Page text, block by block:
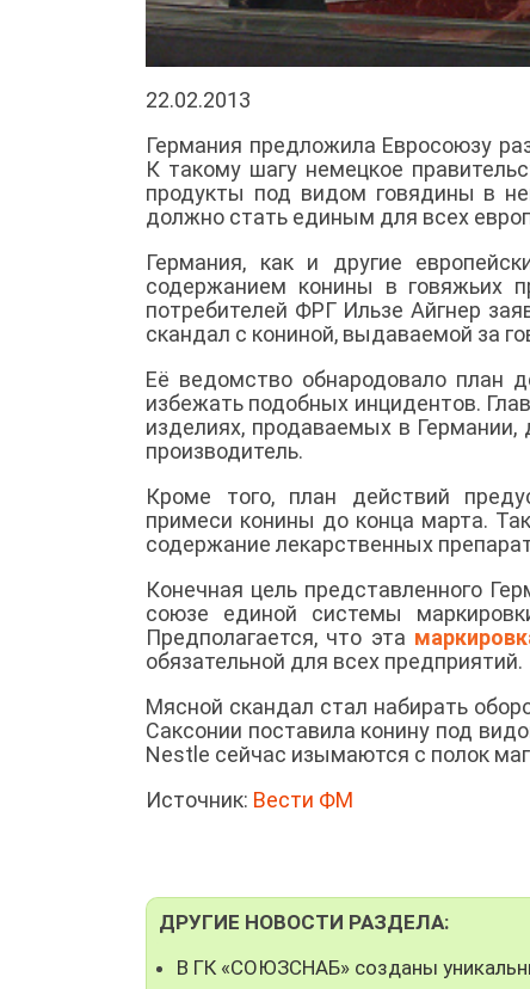
22.02.2013
Германия предложила Евросоюзу
К такому шагу немецкое
продукты под видом говядины в
должно стать единым для всех
Германия, как и другие
содержанием конины в говяжьих
потребителей ФРГ Ильзе Айгнер
скандал с кониной, выдаваемой за
Её ведомство обнародовало план
избежать подобных инцидентов.
изделиях, продаваемых в
производитель.
Кроме того, план действий
примеси конины до конца марта.
содержание лекарственных
Конечная цель представленного
союзе единой системы
Предполагается, что эта
обязательной для всех предприятий.
Мясной скандал стал набирать
Саксонии поставила конину под
Nestle сейчас изымаются с полок
Источник: Вести ФМ
ДРУГИЕ НОВОСТИ РАЗДЕЛА:
В ГК «СОЮЗСНАБ» созданы